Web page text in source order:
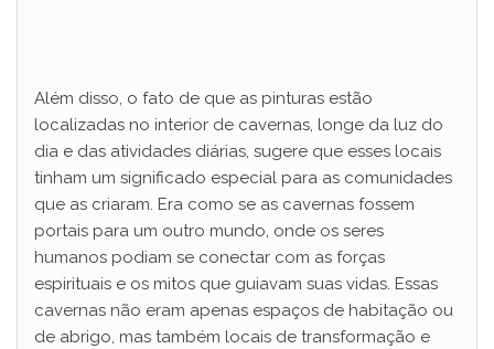
Além disso, o fato de que as pinturas estão
localizadas no interior de cavernas, longe da luz do
dia e das atividades diárias, sugere que esses locais
tinham um significado especial para as comunidades
que as criaram. Era como se as cavernas fossem
portais para um outro mundo, onde os seres
humanos podiam se conectar com as forças
espirituais e os mitos que guiavam suas vidas. Essas
cavernas não eram apenas espaços de habitação ou
de abrigo, mas também locais de transformação e